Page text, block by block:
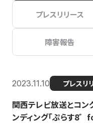
プレスリリース
障害報告
2023.11.10 プレスリ
関西テレビ放送とコン
ンディング「ぷらす8